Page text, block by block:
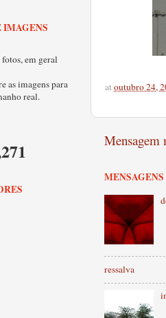
atoutubro 24,
Mensagem
ressalva
IMAGENS
em geral
as imagens para
real.